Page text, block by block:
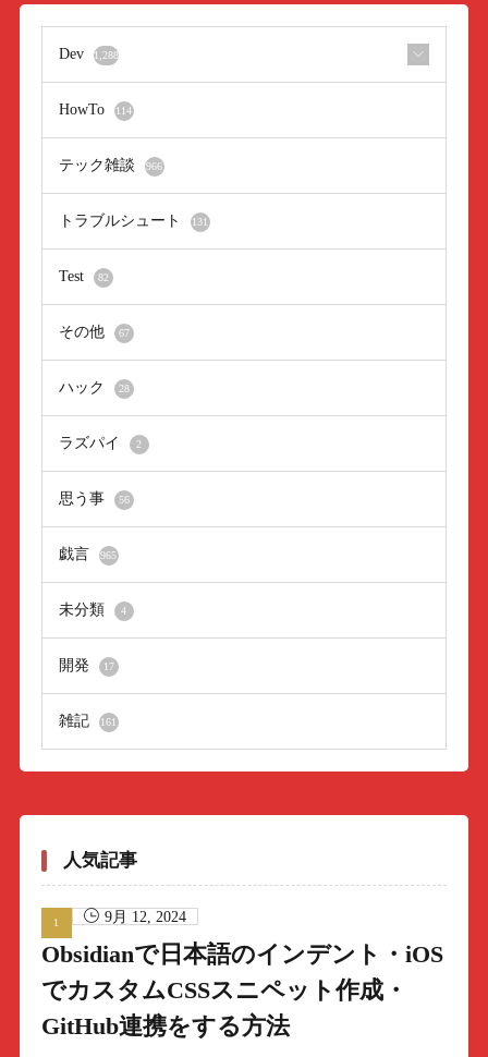
Dev 1,288
HowTo 114
テック雑談 966
トラブルシュート 131
Test 82
その他 67
ハック 28
ラズパイ 2
思う事 56
戯言 965
未分類 4
開発 17
雑記 161
人気記事
9月 12, 2024
Obsidianで日本語のインデント・iOS
でカスタムCSSスニペット作成・
GitHub連携をする方法